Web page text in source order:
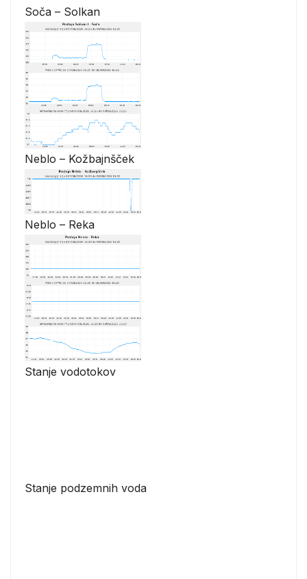
Soča – Solkan
Neblo – Kožbajnšček
Neblo – Reka
Stanje vodotokov
Stanje podzemnih voda